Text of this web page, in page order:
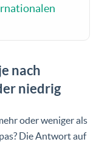
nach
niedrig
oder weniger als
Die Antwort auf